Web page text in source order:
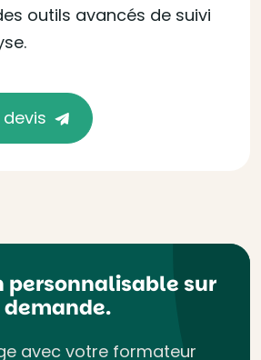
outils avancés de suivi
personnalisable sur
demande.
avec votre formateur